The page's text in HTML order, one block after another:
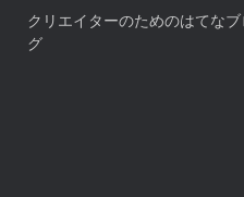
クリエイターのためのはてなブ
グ